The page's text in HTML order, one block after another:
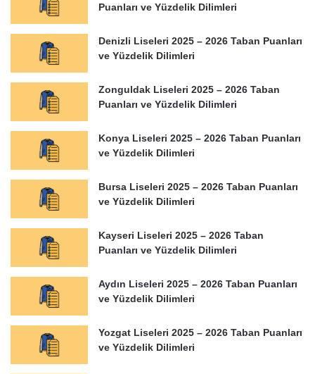
Puanları ve Yüzdelik Dilimleri
Denizli Liseleri 2025 – 2026 Taban Puanları
ve Yüzdelik Dilimleri
Zonguldak Liseleri 2025 – 2026 Taban
Puanları ve Yüzdelik Dilimleri
Konya Liseleri 2025 – 2026 Taban Puanları
ve Yüzdelik Dilimleri
Bursa Liseleri 2025 – 2026 Taban Puanları
ve Yüzdelik Dilimleri
Kayseri Liseleri 2025 – 2026 Taban
Puanları ve Yüzdelik Dilimleri
Aydın Liseleri 2025 – 2026 Taban Puanları
ve Yüzdelik Dilimleri
Yozgat Liseleri 2025 – 2026 Taban Puanları
ve Yüzdelik Dilimleri